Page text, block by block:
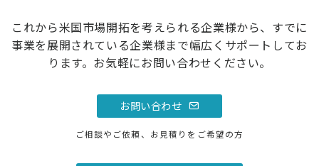
これから米国市場開拓を考えられる企業様から、すでに
事業を展開されている企業様まで幅広くサポートしてお
ります。お気軽にお問い合わせください。
お問い合わせ
ご相談やご依頼、お見積りをご希望の方